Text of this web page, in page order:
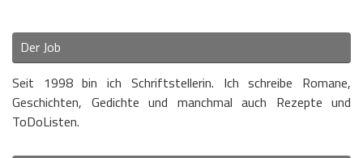
Der Job
Seit 1998 bin ich Schriftstellerin. Ich schreibe Romane,
Geschichten, Gedichte und manchmal auch Rezepte und
ToDoListen.